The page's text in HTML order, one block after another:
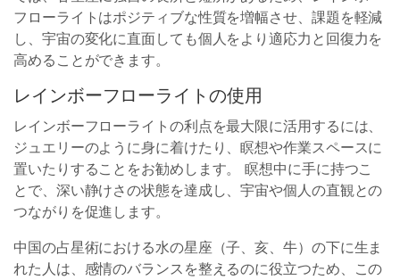
フローライトはポジティブな性質を増幅させ、課題を軽減
し、宇宙の変化に直面しても個人をより適応力と回復力を
高めることができます。
レインボーフローライトの使用
レインボーフローライトの利点を最大限に活用するには、
ジュエリーのように身に着けたり、瞑想や作業スペースに
置いたりすることをお勧めします。 瞑想中に手に持つこ
とで、深い静けさの状態を達成し、宇宙や個人の直観との
つながりを促進します。
中国の占星術における水の星座（子、亥、牛）の下に生ま
れた人は、感情のバランスを整えるのに役立つため、この